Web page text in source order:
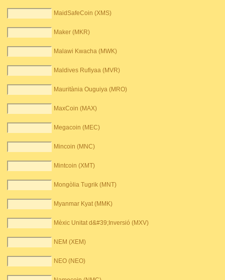
MaidSafeCoin (XMS)
Maker (MKR)
Malawi Kwacha (MWK)
Maldives Rufiyaa (MVR)
Mauritània Ouguiya (MRO)
MaxCoin (MAX)
Megacoin (MEC)
Mincoin (MNC)
Mintcoin (XMT)
Mongòlia Tugrik (MNT)
Myanmar Kyat (MMK)
Mèxic Unitat d&#39;Inversió (MXV)
NEM (XEM)
NEO (NEO)